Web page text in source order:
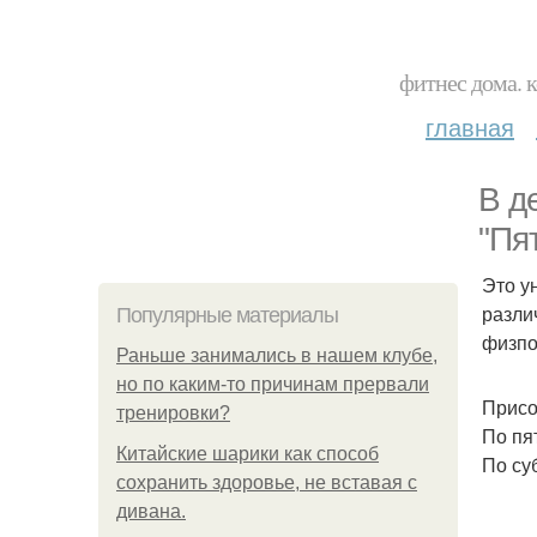
фитнес дома.
главная
В
Популярные материалы
Раньше занимались в нашем клубе,
но по каким-то причинам прервали
тренировки?
Китайские шарики как способ
сохранить здоровье, не вставая с
дивана.
Это
По
По